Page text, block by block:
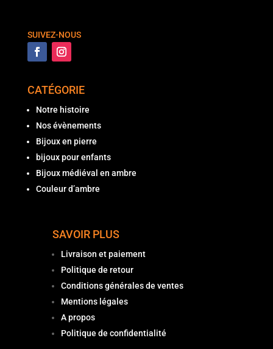
SUIVEZ-NOUS
CATÉGORIE
Notre histoire
Nos évènements
Bijoux en pierre
bijoux pour enfants
Bijoux médiéval en ambre
Couleur d’ambre
SAVOIR PLUS
Livraison et paiement
Politique de retour
Conditions générales de ventes
Mentions légales
A propos
Politique de confidentialité